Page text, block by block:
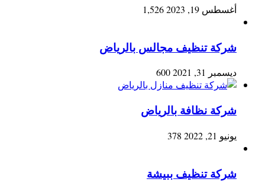
أغسطس 19, 2023 1,526
شركة تنظيف مجالس بالرياض
ديسمبر 31, 2021 600
شركة نظافة بالرياض
يونيو 21, 2022 378
شركة تنظيف ببيشة